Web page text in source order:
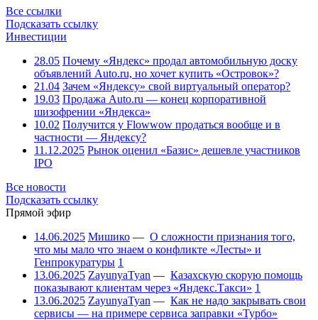
Все ссылки
Подсказать ссылку
Инвестиции
28.05 Почему «Яндекс» продал автомобильную доску
объявлений Auto.ru, но хочет купить «Островок»?
21.04 Зачем «Яндексу» свой виртуальный оператор?
19.03 Продажа Auto.ru — конец корпоративной
шизофрении «Яндекса»
10.02 Получится у Flowwow продаться вообще и в
частности — Яндексу?
11.12.2025 Рынок оценил «Базис» дешевле участников
IPO
Все новости
Подсказать ссылку
Прямой эфир
14.06.2025 Мишико — О сложности признания того,
что мы мало что знаем о конфликте «Лесты» и
Генпрокуратуры 1
13.06.2025 ZayunyaTyan — Казахскую скорую помощь
показывают клиентам через «Яндекс.Такси» 1
13.06.2025 ZayunyaTyan — Как не надо закрывать свои
сервисы — на примере сервиса заправки «Турбо»